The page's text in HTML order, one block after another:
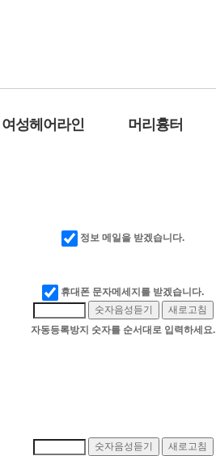
정보 메일을 받겠습니다.
휴대폰 문자메세지를 받겠습니다.
숫자음성듣기
새로고침
자동등록방지 숫자를 순서대로 입력하세요.
숫자음성듣기
새로고침
여성헤어라인 머리흉터